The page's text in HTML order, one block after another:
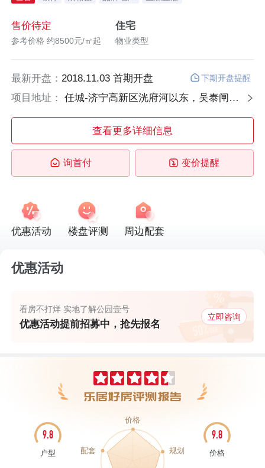
售价待定
参考价格 约8500元/㎡起
住宅
物业类型
最新开盘： 2018.11.03 首期开盘 下期开盘提醒
项目地址： 任城-济宁高新区洸府河以东，吴泰闸路杨桥绿地南
查看更多详细信息
询首付 变价提醒
优惠活动 楼盘评测 周边配套
优惠活动
看房不打烊 实地了解公园壹号
优惠活动提前招募中，抢先报名
立即咨询
9.8
户型
9.8
价格
配套
价格
规划